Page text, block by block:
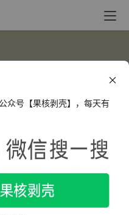
没有留下～
众号【果核剥壳】，每天有